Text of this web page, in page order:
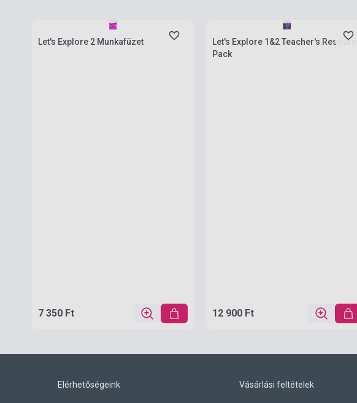
Let's Explore 2 Munkafüzet
7 350 Ft
Let's Explore 1&2 Teacher's Resource
Pack
12 900 Ft
Elérhetőségeink Vásárlási feltételek